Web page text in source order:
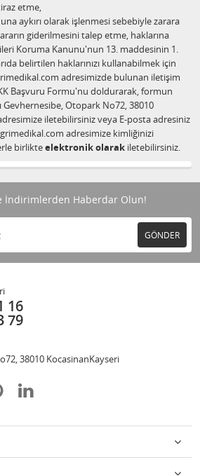
etme,
aykırı olarak işlenmesi sebebiyle zarara
giderilmesini talep etme, haklarına
Koruma Kanunu'nun 13. maddesinin 1.
belirtilen haklarınızı kullanabilmek için
adresimizde bulunan iletişim
Başvuru Formu'nu doldurarak, formun
Gevhernesibe, Otopark No72, 38010
iletebilirsiniz veya E-posta adresiniz
adresimize kimliğinizi
birlikteelektronik olarak iletebilirsiniz.
İndirimlerden Haberdar Olun!
GÖNDER
16
79
38010 KocasinanKayseri